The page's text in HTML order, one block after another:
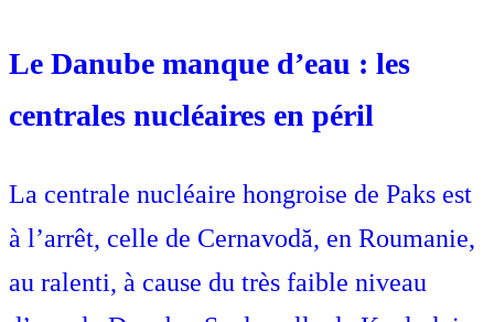
Le Danube manque d’eau : les
centrales nucléaires en péril
La centrale nucléaire hongroise de Paks est
à l’arrêt, celle de Cernavodă, en Roumanie,
au ralenti, à cause du très faible niveau